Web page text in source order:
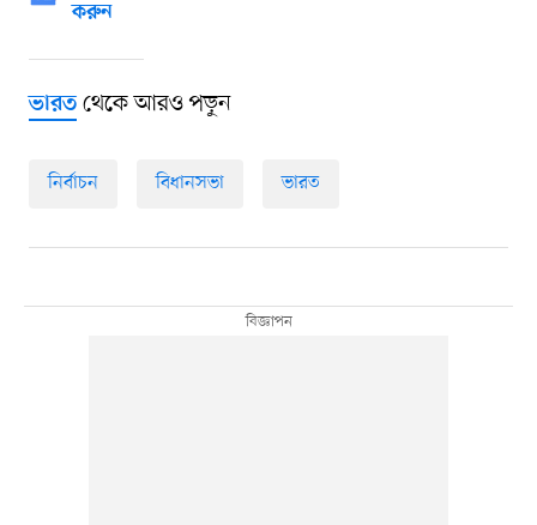
করুন
ভারতথেকে আরও পড়ুন
নির্বাচন বিধানসভা ভারত